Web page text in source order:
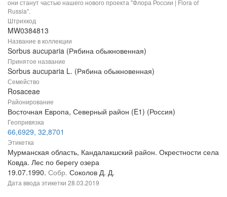
они станут частью нашего нового проекта "Флора России | Flora of
Russia".
Штрихкод
MW0384813
Название в коллекции
Sorbus aucuparia (Рябина обыкновенная)
Принятое название
Sorbus aucuparia L. (Рябина обыкновенная)
Семейство
Rosaceae
Районирование
Восточная Европа, Северный район (E1) (Россия)
Геопривязка
66,6929, 32,8701
Этикетка
Мурманская область, Кандалакшский район. Окрестности села
Ковда. Лес по берегу озера
19.07.1990. Собр. Соколов Д. Д.
Дата ввода этикетки 28.03.2019